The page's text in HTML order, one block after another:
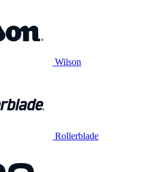
Wilson
Rollerblade